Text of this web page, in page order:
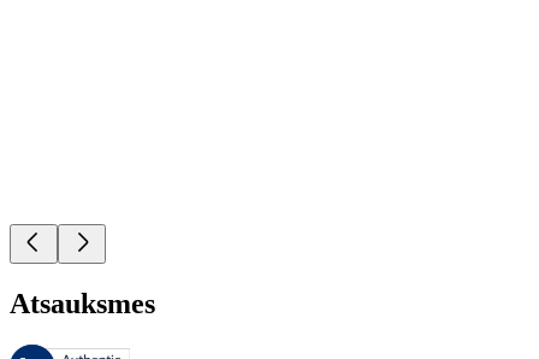
Atsauksmes
Šīs atsauksmes pārvalda Bazaarvoice, un tās atbilst Bazaarvoice